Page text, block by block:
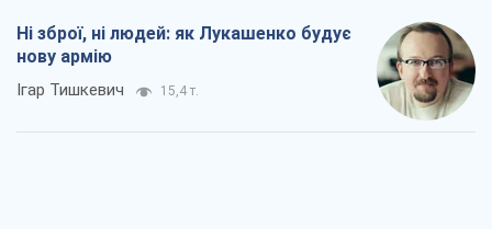
Ні зброї, ні людей: як Лукашенко будує
нову армію
Ігар Тишкевич 15,4 т.